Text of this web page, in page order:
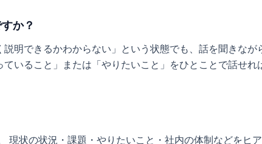
か？
明できるかわからない」という状態でも、話を聞きなが
いること」または「やりたいこと」をひとことで話せれ
現状の状況・課題・やりたいこと・社内の体制などをヒ